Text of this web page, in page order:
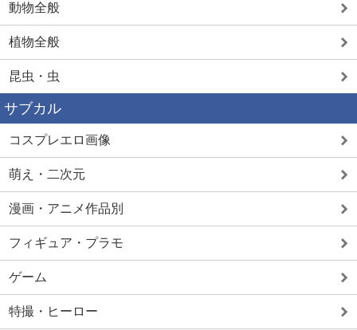
動物全般
植物全般
昆虫・虫
サブカル
コスプレエロ画像
萌え・二次元
漫画・アニメ作品別
フィギュア・プラモ
ゲーム
特撮・ヒーロー